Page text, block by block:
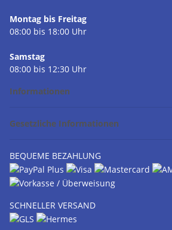
Montag bis Freitag
08:00 bis 18:00 Uhr
Samstag
08:00 bis 12:30 Uhr
Informationen
Gesetzliche Informationen
BEQUEME BEZAHLUNG
SCHNELLER VERSAND